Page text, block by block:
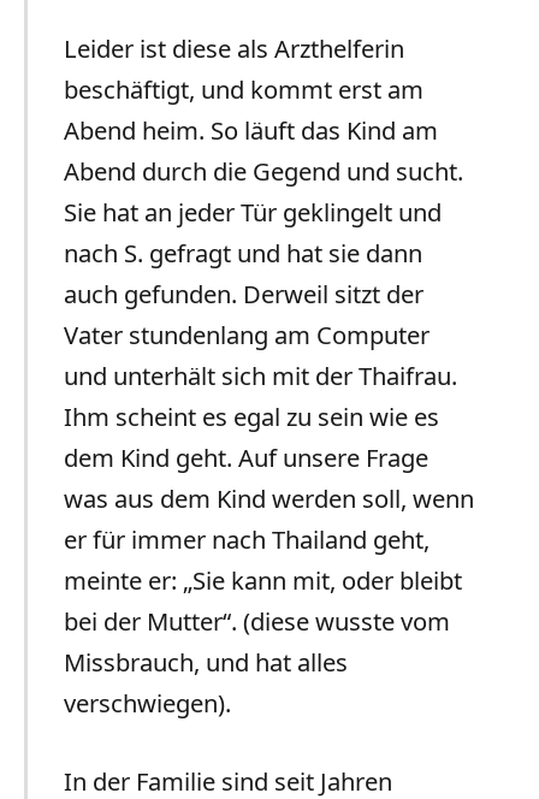
Leider ist diese als Arzthelferin
beschäftigt, und kommt erst am
Abend heim. So läuft das Kind am
Abend durch die Gegend und sucht.
Sie hat an jeder Tür geklingelt und
nach S. gefragt und hat sie dann
auch gefunden. Derweil sitzt der
Vater stundenlang am Computer
und unterhält sich mit der Thaifrau.
Ihm scheint es egal zu sein wie es
dem Kind geht. Auf unsere Frage
was aus dem Kind werden soll, wenn
er für immer nach Thailand geht,
meinte er: „Sie kann mit, oder bleibt
bei der Mutter“. (diese wusste vom
Missbrauch, und hat alles
verschwiegen).
In der Familie sind seit Jahren